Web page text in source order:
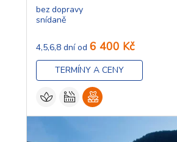
bez dopravy
snídaně
4,5,6,8 dní od 6 400 Kč
TERMÍNY A CENY